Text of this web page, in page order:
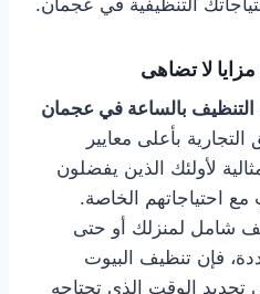
التنظيفية في عجمان.
لا تضاهى
بالساعة في عجمان
بأعلى معايير
لأولئك الذين يفضلون
مع احتياجاتهم الخاصة.
شامل لمنزلك أو حتى
فإن تنظيف البيوت
تحديد الوقت الذي تحتاجه